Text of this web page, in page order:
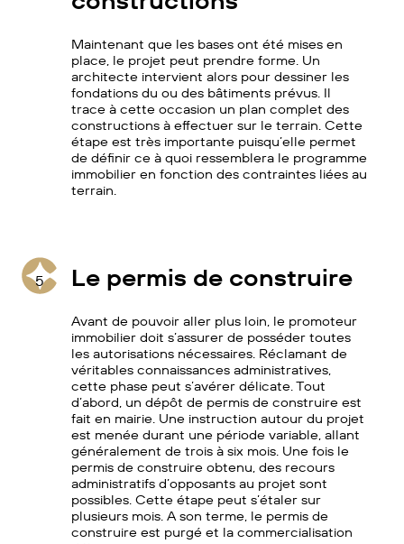
Maintenant que les bases ont été mises en
place, le projet peut prendre forme. Un
architecte intervient alors pour dessiner les
fondations du ou des bâtiments prévus. Il
trace à cette occasion un plan complet des
constructions à effectuer sur le terrain. Cette
étape est très importante puisqu’elle permet
de définir ce à quoi ressemblera le programme
immobilier en fonction des contraintes liées au
terrain.
5 Le permis de construire
Avant de pouvoir aller plus loin, le promoteur
immobilier doit s’assurer de posséder toutes
les autorisations nécessaires. Réclamant de
véritables connaissances administratives,
cette phase peut s’avérer délicate. Tout
d’abord, un dépôt de permis de construire est
fait en mairie. Une instruction autour du projet
est menée durant une période variable, allant
généralement de trois à six mois. Une fois le
permis de construire obtenu, des recours
administratifs d’opposants au projet sont
possibles. Cette étape peut s’étaler sur
plusieurs mois. A son terme, le permis de
construire est purgé et la commercialisation